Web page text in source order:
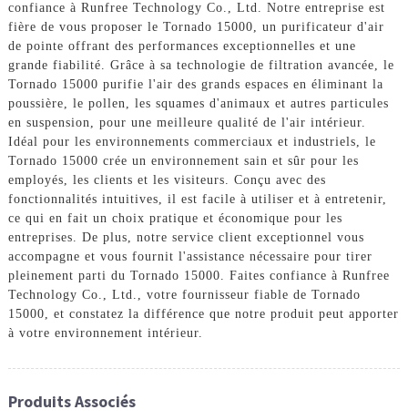
confiance à Runfree Technology Co., Ltd. Notre entreprise est
fière de vous proposer le Tornado 15000, un purificateur d'air
de pointe offrant des performances exceptionnelles et une
grande fiabilité. Grâce à sa technologie de filtration avancée, le
Tornado 15000 purifie l'air des grands espaces en éliminant la
poussière, le pollen, les squames d'animaux et autres particules
en suspension, pour une meilleure qualité de l'air intérieur.
Idéal pour les environnements commerciaux et industriels, le
Tornado 15000 crée un environnement sain et sûr pour les
employés, les clients et les visiteurs. Conçu avec des
fonctionnalités intuitives, il est facile à utiliser et à entretenir,
ce qui en fait un choix pratique et économique pour les
entreprises. De plus, notre service client exceptionnel vous
accompagne et vous fournit l'assistance nécessaire pour tirer
pleinement parti du Tornado 15000. Faites confiance à Runfree
Technology Co., Ltd., votre fournisseur fiable de Tornado
15000, et constatez la différence que notre produit peut apporter
à votre environnement intérieur.
Produits Associés